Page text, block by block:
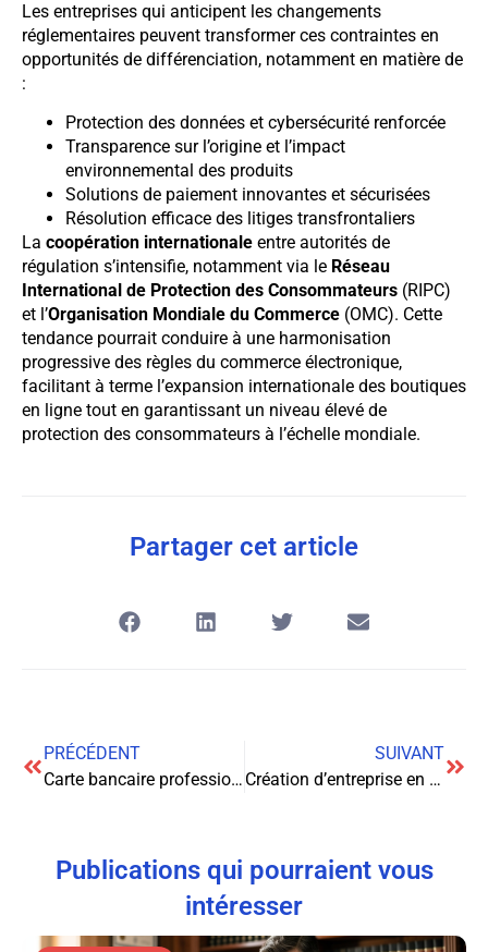
Les entreprises qui anticipent les changements
réglementaires peuvent transformer ces contraintes en
opportunités de différenciation, notamment en matière de
:
Protection des données et cybersécurité renforcée
Transparence sur l’origine et l’impact
environnemental des produits
Solutions de paiement innovantes et sécurisées
Résolution efficace des litiges transfrontaliers
La coopération internationale entre autorités de
régulation s’intensifie, notamment via le Réseau
International de Protection des Consommateurs (RIPC)
et l’Organisation Mondiale du Commerce (OMC). Cette
tendance pourrait conduire à une harmonisation
progressive des règles du commerce électronique,
facilitant à terme l’expansion internationale des boutiques
en ligne tout en garantissant un niveau élevé de
protection des consommateurs à l’échelle mondiale.
Partager cet article
PRÉCÉDENT
Carte bancaire professionnelle et encadrement juridique des cartes virtuelles pour entreprises
SUIVANT
Création d’entreprise en ligne et vérification des documents d’identité numériques : enjeux juridiques et pratiques
Publications qui pourraient vous
intéresser